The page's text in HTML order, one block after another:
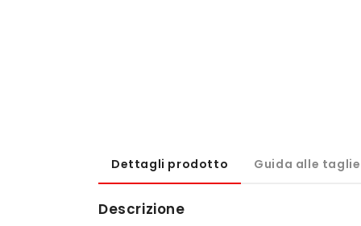
Dettagli prodotto Guida alle taglie
Descrizione